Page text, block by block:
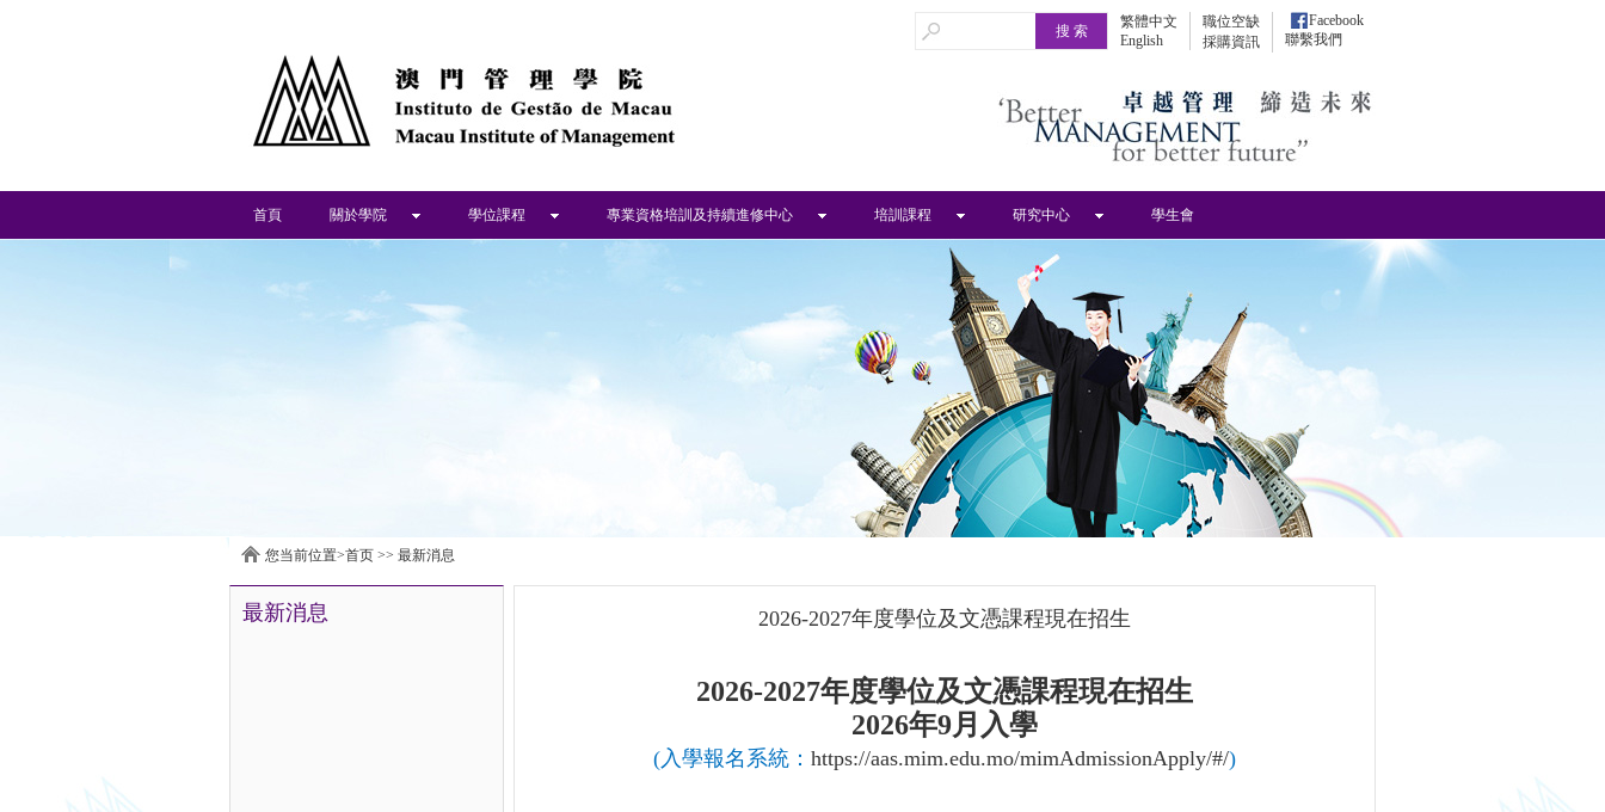
繁體中文
English
職位空缺
採購資訊
Facebook
聯繫我們
首頁 關於學院 學位課程 專業資格培訓及持續進修中心 培訓課程 研究中心 學生會
您当前位置>首页 >> 最新消息
最新消息 2026-2027年度學位及文憑課程現在招生
2026-2027年度學位及文憑課程現在招生
2026年9月入學
(入學報名系統： https://aas.mim.edu.mo/mimAdmissionApply/#/)